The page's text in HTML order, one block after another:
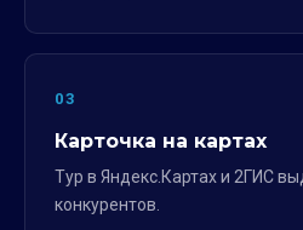
03
Карточка на картах
Тур в Яндекс.Картах и 2ГИС
конкурентов.